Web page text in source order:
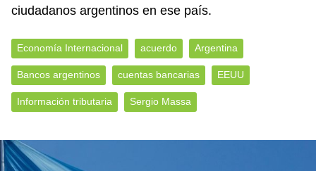
ciudadanos argentinos en ese país.
Economía Internacional acuerdo Argentina
Bancos argentinos cuentas bancarias EEUU
Información tributaria Sergio Massa